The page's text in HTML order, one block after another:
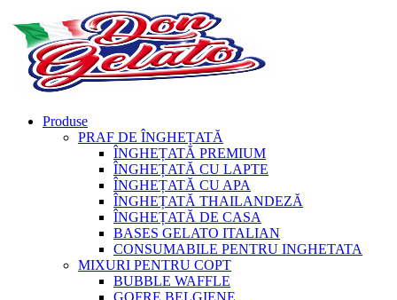
Produse
PRAF DE ÎNGHEȚATĂ
ÎNGHEȚATĂ PREMIUM
ÎNGHEȚATĂ CU LAPTE
ÎNGHEȚATĂ CU APA
ÎNGHEȚATĂ THAILANDEZĂ
ÎNGHEȚATĂ DE CASA
BASES GELATO ITALIAN
CONSUMABILE PENTRU INGHETATA
MIXURI PENTRU COPT
BUBBLE WAFFLE
GOFRE BELGIENE